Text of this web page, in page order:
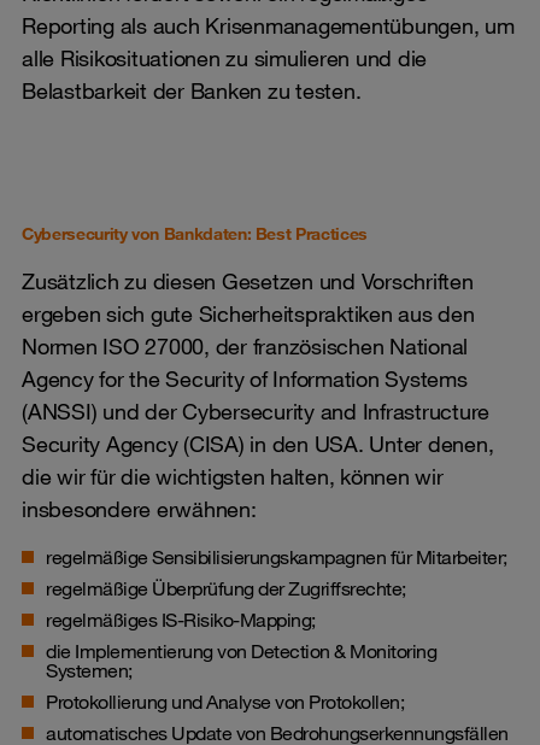
Reporting als auch Krisenmanagementübungen, um
alle Risikosituationen zu simulieren und die
Belastbarkeit der Banken zu testen.
Cybersecurity von Bankdaten: Best Practices
Zusätzlich zu diesen Gesetzen und Vorschriften
ergeben sich gute Sicherheitspraktiken aus den
Normen ISO 27000, der französischen National
Agency for the Security of Information Systems
(ANSSI) und der Cybersecurity and Infrastructure
Security Agency (CISA) in den USA. Unter denen,
die wir für die wichtigsten halten, können wir
insbesondere erwähnen:
regelmäßige Sensibilisierungskampagnen für Mitarbeiter;
regelmäßige Überprüfung der Zugriffsrechte;
regelmäßiges IS-Risiko-Mapping;
die Implementierung von Detection & Monitoring
Systemen;
Protokollierung und Analyse von Protokollen;
automatisches Update von Bedrohungserkennungsfällen